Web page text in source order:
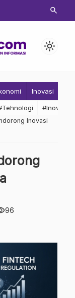
search
light_mode
Inovasi
#Inovasi
Inovasi
96